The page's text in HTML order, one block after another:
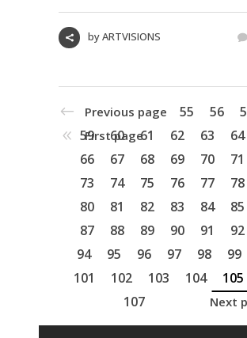
byARTVISIONS
First page
Previous page 55 56
59
60 61 62 63 64
66
67 68 69 70 71
73
74 75 76 77 78
80
81 82 83 84 85
87
88 89 90 91 92
94
95 96 97 98 99
101
102 103 104 105
107
Next